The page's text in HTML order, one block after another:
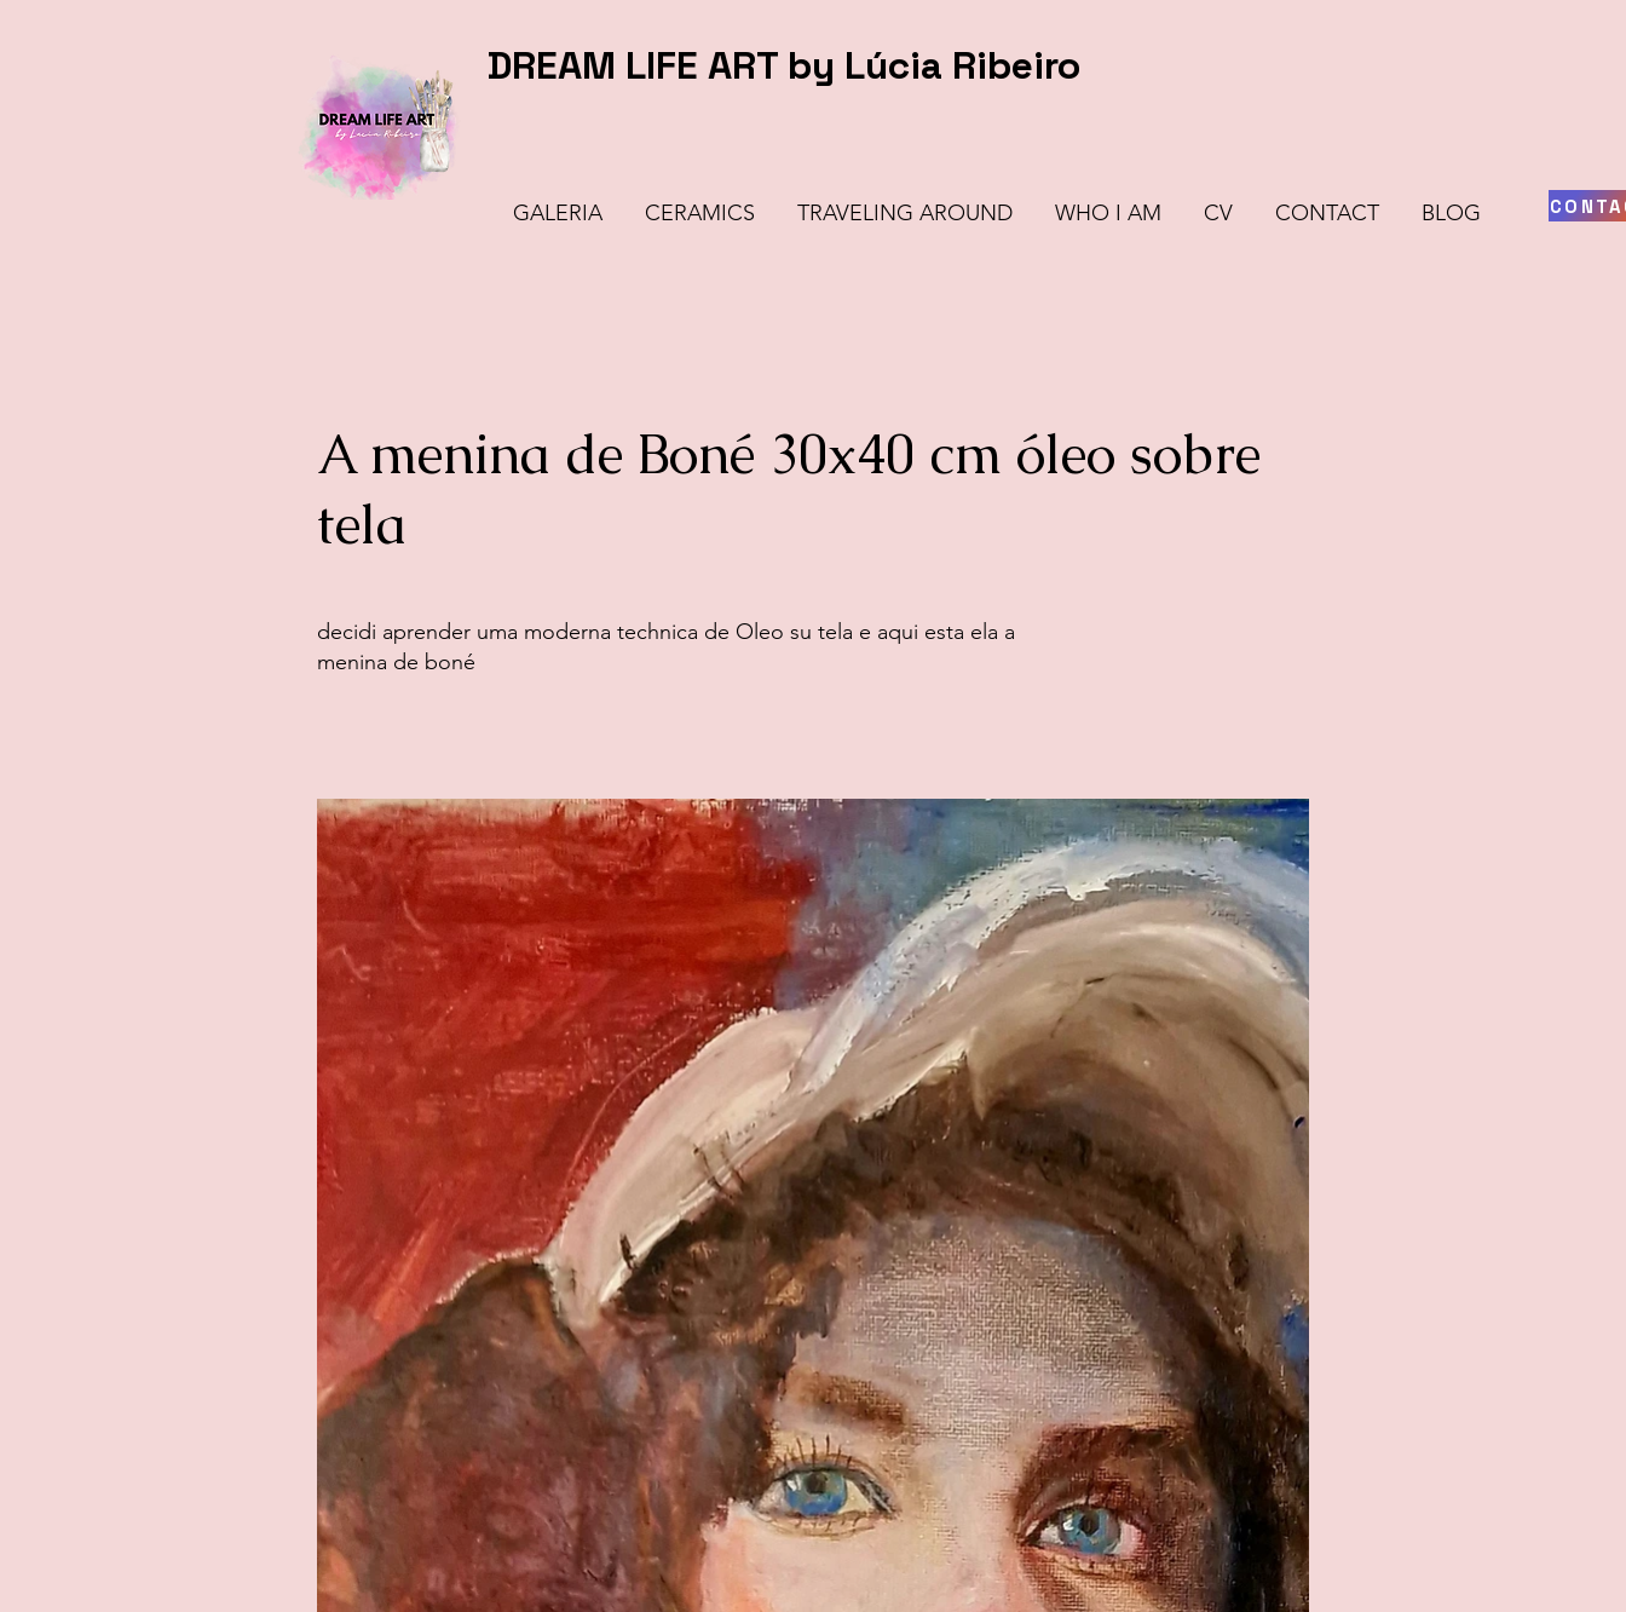
DREAM LIFE ART by Lúcia Ribeiro
GALERIA CERAMICS TRAVELING AROUND WHO I AM CV CONTACT BLOG
A menina de Boné 30x40 cm óleo sobre
tela
decidi aprender uma moderna technica de Oleo su tela e aqui esta ela a
menina de boné